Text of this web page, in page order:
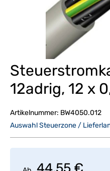
12adrig, 12 x
Artikelnummer: BW4050.012
Auswahl Steuerzone /